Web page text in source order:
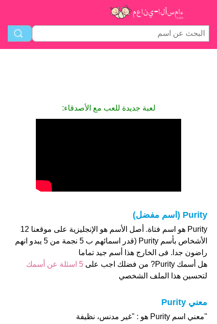
لعبة جديدة للعب مع الأصدقاء:
Purity (اسم مفضل)
Purity هو اسم فتاة. أصل الأسم هو الإنجليزية على موقعنا 12
الأشخاص بأسم Purity (قدر اسمائهم ب 5 نجمة من 5 يبدو انهم
راضون جدا. فى الخارج هذا أسم جيد تماما
هل أسمك Purity? من فضلك اجب على
5 اسئلة عن أسمك
لتحسين هذا الملف الشخصي
معني Purity
"معني اسم Purity هو : "غير مدنس، نظيفة